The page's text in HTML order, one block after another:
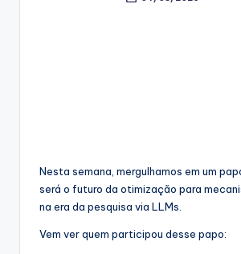
Nesta semana, mergulhamos em um
será o futuro da otimização para
na era da pesquisa via LLMs.
Vem ver quem participou desse papo: